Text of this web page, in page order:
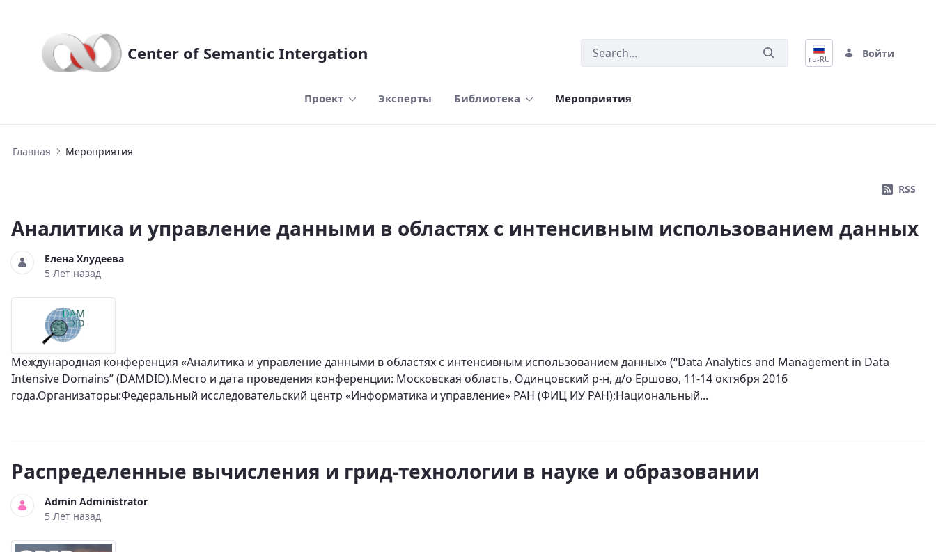
Center of Semantic Intergation ru-RU Войти
Проект Эксперты Библиотека Мероприятия
Главная Мероприятия
RSS
Аналитика и управление данными в областях с интенсивным использованием данных
Елена Хлудеева
5 Лет назад
Международная конференция «Аналитика и управление данными в областях с интенсивным использованием данных» (“Data Analytics and Management in Data
Intensive Domains” (DAMDID).Место и дата проведения конференции: Московская область, Одинцовский р-н, д/о Ершово, 11-14 октября 2016
года.Организаторы:Федеральный исследовательский центр «Информатика и управление» РАН (ФИЦ ИУ РАН);Национальный...
Распределенные вычисления и грид-технологии в науке и образовании
Admin Administrator
5 Лет назад